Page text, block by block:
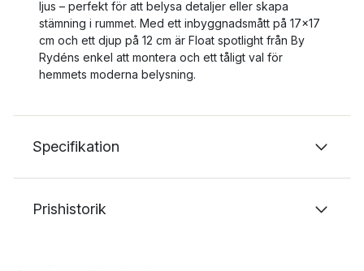
ljus – perfekt för att belysa detaljer eller skapa
stämning i rummet. Med ett inbyggnadsmått på 17x17
cm och ett djup på 12 cm är Float spotlight från By
Rydéns enkel att montera och ett tåligt val för
hemmets moderna belysning.
Specifikation
Prishistorik